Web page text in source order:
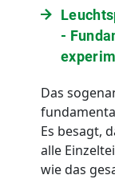
-
Das
Es besagt,
alle
wie das